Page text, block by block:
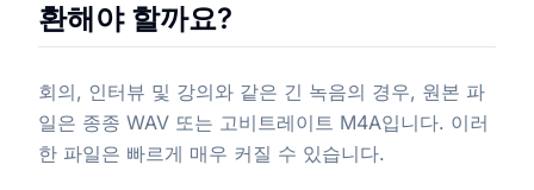
환해야 할까요?
회의, 인터뷰 및 강의와 같은 긴 녹음의 경우, 원본 파
일은 종종 WAV 또는 고비트레이트 M4A입니다. 이러
한 파일은 빠르게 매우 커질 수 있습니다.